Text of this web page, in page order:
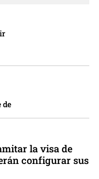
de
la visa de
configurar sus